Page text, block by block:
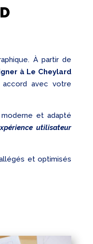
À partir de
à Le Cheylard
avec votre
et adapté
utilisateur
et optimisés